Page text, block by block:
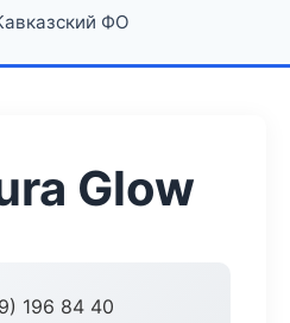
ФО
Glow
196 84 40